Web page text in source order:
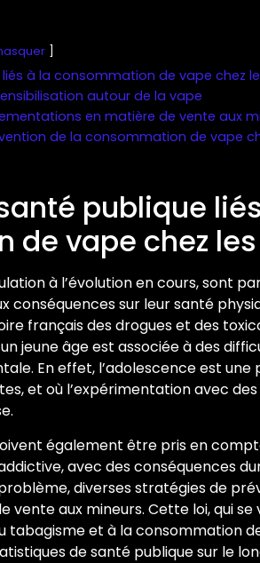
à la consommation de vape chez
autour de la vape
en matière de vente aux
de la consommation de vape
publique
de vape chez
à l’évolution en cours, sont
conséquences sur leur santé
français des drogues et des
jeune âge est associée à des
En effet, l’adolescence est une
et où l’expérimentation avec
également être pris en
avec des conséquences
diverses stratégies de
vente aux mineurs. Cette loi, qui
tabagisme et à la consommation
de santé publique sur le